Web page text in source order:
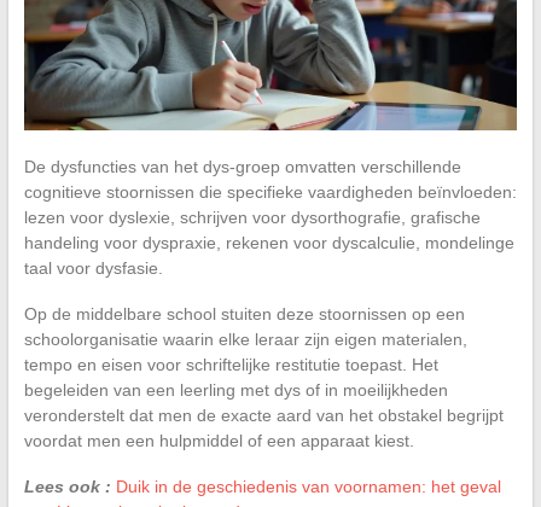
De dysfuncties van het dys-groep omvatten verschillende
cognitieve stoornissen die specifieke vaardigheden beïnvloeden:
lezen voor dyslexie, schrijven voor dysorthografie, grafische
handeling voor dyspraxie, rekenen voor dyscalculie, mondelinge
taal voor dysfasie.
Op de middelbare school stuiten deze stoornissen op een
schoolorganisatie waarin elke leraar zijn eigen materialen,
tempo en eisen voor schriftelijke restitutie toepast. Het
begeleiden van een leerling met dys of in moeilijkheden
veronderstelt dat men de exacte aard van het obstakel begrijpt
voordat men een hulpmiddel of een apparaat kiest.
Lees ook : Duik in de geschiedenis van voornamen: het geval